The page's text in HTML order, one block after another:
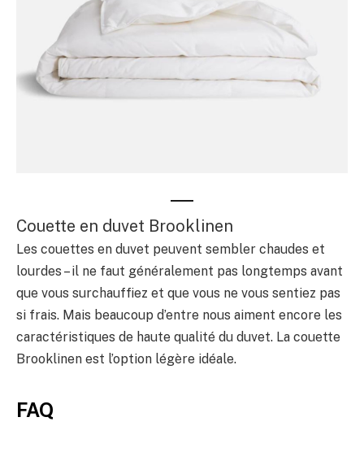
Couette en duvet Brooklinen
Les couettes en duvet peuvent sembler chaudes et
lourdes – il ne faut généralement pas longtemps avant
que vous surchauffiez et que vous ne vous sentiez pas
si frais. Mais beaucoup d’entre nous aiment encore les
caractéristiques de haute qualité du duvet. La couette
Brooklinen est l’option légère idéale.
FAQ